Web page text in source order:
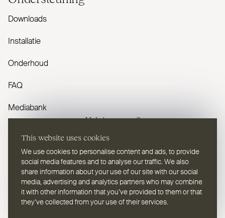
This website uses cookies
We use cookies to personalise content and ads, to provide
social media features and to analyse our traffic. We also
share information about your use of our site with our social
media, advertising and analytics partners who may combine
it with other information that you’ve provided to them or that
they’ve collected from your use of their services.
Downloads
Installatie
Onderhoud
FAQ
Mediabank
Heb je vragen?